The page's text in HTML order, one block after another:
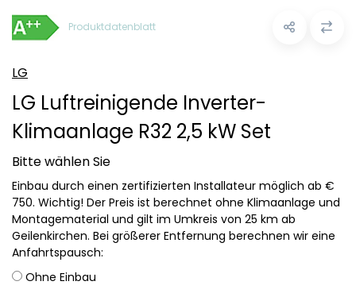
Produktdatenblatt
LG
LG Luftreinigende Inverter-
Klimaanlage R32 2,5 kW Set
Bitte wählen Sie
Einbau durch einen zertifizierten Installateur möglich ab €
750. Wichtig! Der Preis ist berechnet ohne Klimaanlage und
Montagematerial und gilt im Umkreis von 25 km ab
Geilenkirchen. Bei größerer Entfernung berechnen wir eine
Anfahrtspausch:
Ohne Einbau